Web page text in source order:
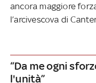
ancora maggiore
l’arcivescova di
“Da me ogni
l'unità”